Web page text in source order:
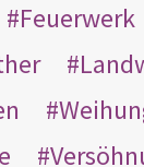
Feuerwerk